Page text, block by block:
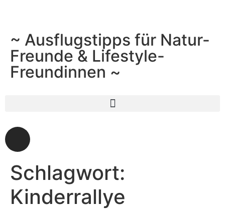
~ Ausflugstipps für Natur-
Freunde & Lifestyle-
Freundinnen ~
Schlagwort:
Kinderrallye